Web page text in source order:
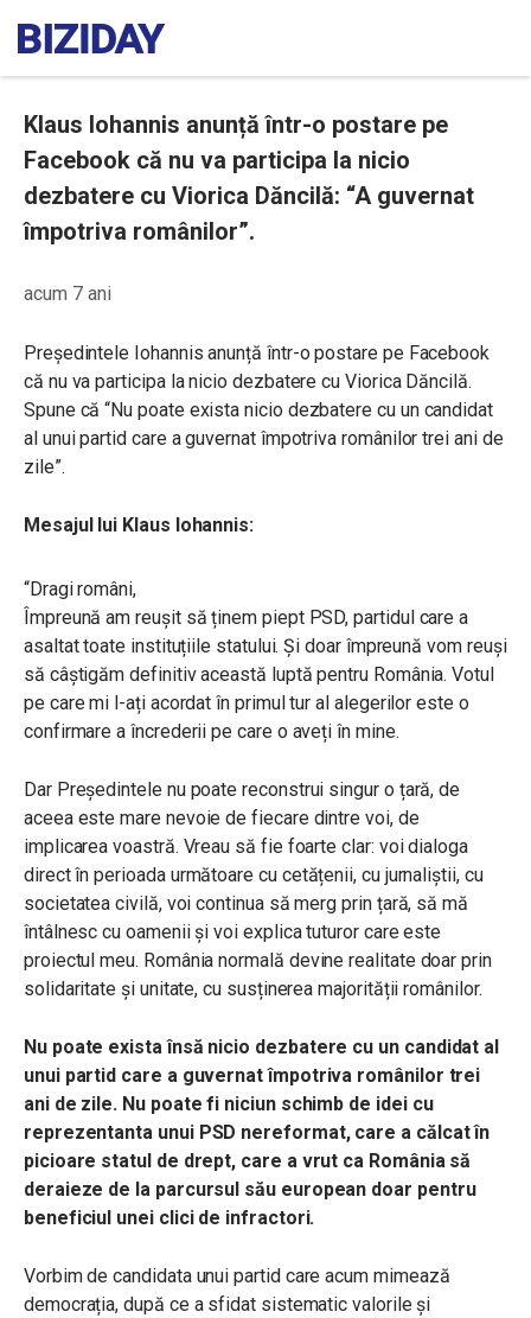
Klaus Iohannis anunță într-o postare pe
Facebook că nu va participa la nicio
dezbatere cu Viorica Dăncilă: “A guvernat
împotriva românilor”.
acum 7 ani
Președintele Iohannis anunță într-o postare pe Facebook
că nu va participa la nicio dezbatere cu Viorica Dăncilă.
Spune că “Nu poate exista nicio dezbatere cu un candidat
al unui partid care a guvernat împotriva românilor trei ani de
zile”.
Mesajul lui Klaus Iohannis:
“Dragi români,
Împreună am reușit să ținem piept PSD, partidul care a
asaltat toate instituțiile statului. Și doar împreună vom reuși
să câștigăm definitiv această luptă pentru România. Votul
pe care mi l-ați acordat în primul tur al alegerilor este o
confirmare a încrederii pe care o aveți în mine.
Dar Președintele nu poate reconstrui singur o țară, de
aceea este mare nevoie de fiecare dintre voi, de
implicarea voastră. Vreau să fie foarte clar: voi dialoga
direct în perioada următoare cu cetățenii, cu jurnaliștii, cu
societatea civilă, voi continua să merg prin țară, să mă
întâlnesc cu oamenii și voi explica tuturor care este
proiectul meu. România normală devine realitate doar prin
solidaritate și unitate, cu susținerea majorității românilor.
Nu poate exista însă nicio dezbatere cu un candidat al
unui partid care a guvernat împotriva românilor trei
ani de zile. Nu poate fi niciun schimb de idei cu
reprezentanta unui PSD nereformat, care a călcat în
picioare statul de drept, care a vrut ca România să
deraieze de la parcursul său european doar pentru
beneficiul unei clici de infractori.
Vorbim de candidata unui partid care acum mimează
democrația, după ce a sfidat sistematic valorile și